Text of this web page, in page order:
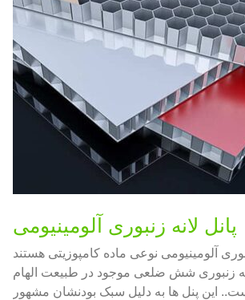
پانل لانه زنبوری آلومینیومی
آلومینیومی نوعی ماده کامپوزیتی هستند
زنبوری شش ضلعی موجود در طبیعت الهام
این پنل ها به دلیل سبک بودنشان مشهور